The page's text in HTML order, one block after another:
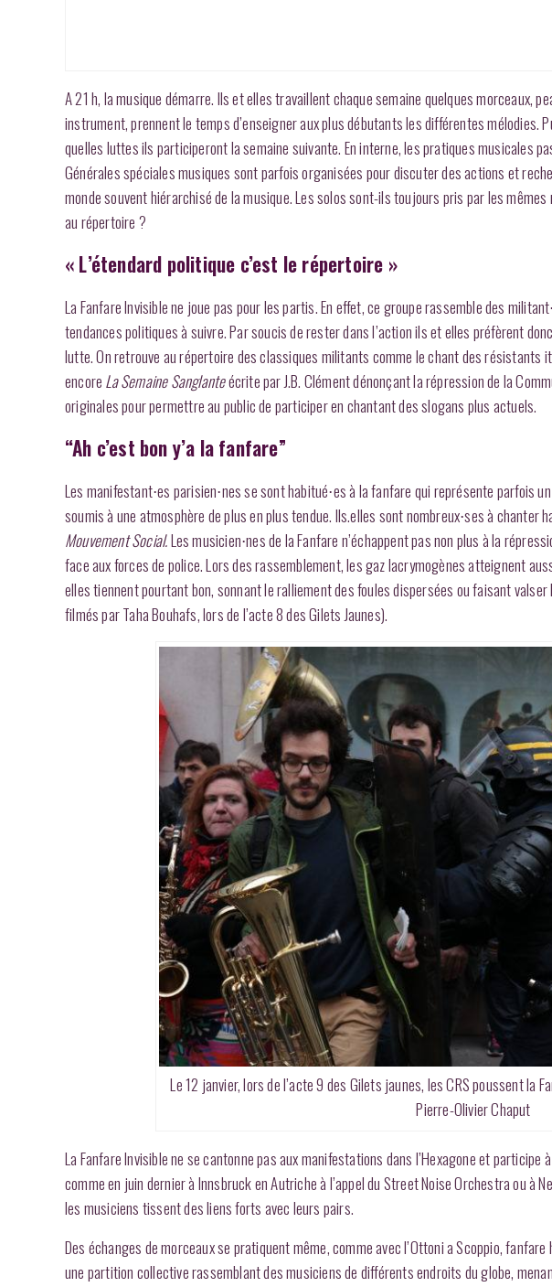
A 21 h, la musique démarre. Ils et elles travaillent chaque semaine quelques morceaux,
instrument, prennent le temps d’enseigner aux plus débutants les différentes mélodies.
quelles luttes ils participeront la semaine suivante. En interne, les pratiques musicales
Générales spéciales musiques sont parfois organisées pour discuter des actions et
monde souvent hiérarchisé de la musique. Les solos sont-ils toujours pris par les
au répertoire ?
« L’étendard politique c’est le répertoire »
La Fanfare Invisible ne joue pas pour les partis. En effet, ce groupe rassemble des
tendances politiques à suivre. Par soucis de rester dans l’action ils et elles préfèrent
lutte. On retrouve au répertoire des classiques militants comme le chant des résistants
encore La Semaine Sanglanteécrite par J.B. Clément dénonçant la répression de la
originales pour permettre au public de participer en chantant des slogans plus actuels.
“Ah c’est bon y’a la fanfare”
Les manifestant⋅es parisien⋅nes se sont habitué⋅es à la fanfare qui représente parfois
soumis à une atmosphère de plus en plus tendue. Ils.elles sont nombreux⋅ses à chanter
Mouvement Social.Les musicien⋅nes de la Fanfare n’échappent pas non plus à la
face aux forces de police. Lors des rassemblement, les gaz lacrymogènes atteignent
elles tiennent pourtant bon, sonnant le ralliement des foules dispersées ou faisant
filmés par Taha Bouhafs, lors de l’acte 8 des Gilets Jaunes).
Le 12 janvier, lors de l’acte 9 des Gilets jaunes, les CRS poussent la
Pierre-Olivier Chaput
La Fanfare Invisible ne se cantonne pas aux manifestations dans l’Hexagone et
comme en juin dernier à Innsbruck en Autriche à l’appel du Street Noise Orchestra ou à
les musiciens tissent des liens forts avec leurs pairs.
Des échanges de morceaux se pratiquent même, comme avec l’Ottoni a Scoppio,
une partition collective rassemblant des musiciens de différents endroits du globe,